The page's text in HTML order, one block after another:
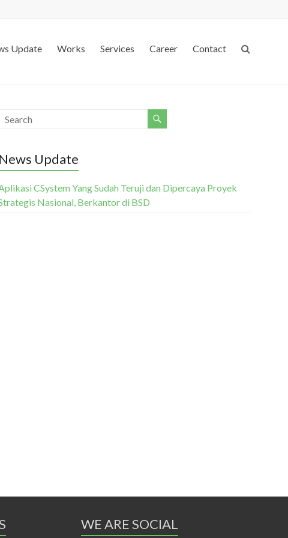
Update Works Services Career Contact
News Update
CSystem Yang Sudah Teruji dan Dipercaya Proyek
Nasional, Berkantor di BSD
WE ARE SOCIAL